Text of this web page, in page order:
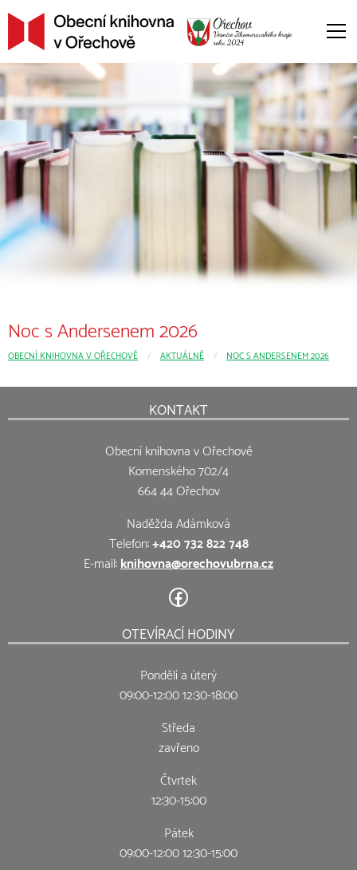
Noc s Andersenem 2026
OBECNÍ KNIHOVNA V OŘECHOVĚ CURRENT:
AKTUÁLNĚ NOC S ANDERSENEM 2026
KONTAKT
Obecní knihovna v Ořechově
Komenského 702/4
664 44 Ořechov
Naděžda Adámková
Telefon:+420 732 822 748
E-mail:knihovna@orechovubrna.cz
OTEVÍRACÍ HODINY
Pondělí a úterý
09:00-12:00 12:30-18:00
Středa
zavřeno
Čtvrtek
12:30-15:00
Pátek
09:00-12:00 12:30-15:00